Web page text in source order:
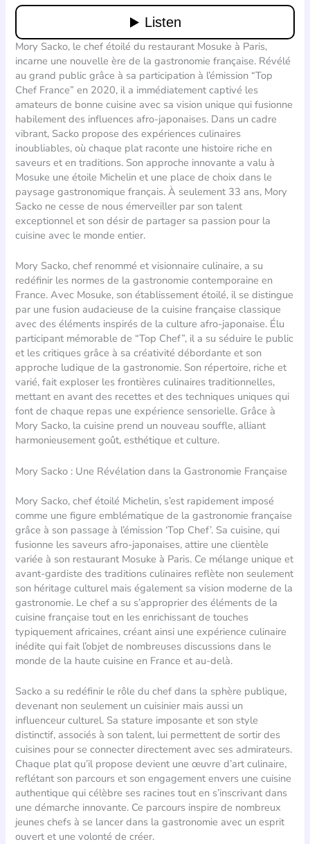
Mory Sacko, le chef étoilé du restaurant Mosuke à Paris,
incarne une nouvelle ère de la gastronomie française. Révélé
au grand public grâce à sa participation à l’émission “Top
Chef France” en 2020, il a immédiatement captivé les
amateurs de bonne cuisine avec sa vision unique qui fusionne
habilement des influences afro-japonaises. Dans un cadre
vibrant, Sacko propose des expériences culinaires
inoubliables, où chaque plat raconte une histoire riche en
saveurs et en traditions. Son approche innovante a valu à
Mosuke une étoile Michelin et une place de choix dans le
paysage gastronomique français. À seulement 33 ans, Mory
Sacko ne cesse de nous émerveiller par son talent
exceptionnel et son désir de partager sa passion pour la
cuisine avec le monde entier.
Mory Sacko, chef renommé et visionnaire culinaire, a su
redéfinir les normes de la gastronomie contemporaine en
France. Avec Mosuke, son établissement étoilé, il se distingue
par une fusion audacieuse de la cuisine française classique
avec des éléments inspirés de la culture afro-japonaise. Élu
participant mémorable de “Top Chef”, il a su séduire le public
et les critiques grâce à sa créativité débordante et son
approche ludique de la gastronomie. Son répertoire, riche et
varié, fait exploser les frontières culinaires traditionnelles,
mettant en avant des recettes et des techniques uniques qui
font de chaque repas une expérience sensorielle. Grâce à
Mory Sacko, la cuisine prend un nouveau souffle, alliant
harmonieusement goût, esthétique et culture.
Mory Sacko : Une Révélation dans la Gastronomie Française
Mory Sacko, chef étoilé Michelin, s’est rapidement imposé
comme une figure emblématique de la gastronomie française
grâce à son passage à l’émission ‘Top Chef’. Sa cuisine, qui
fusionne les saveurs afro-japonaises, attire une clientèle
variée à son restaurant Mosuke à Paris. Ce mélange unique et
avant-gardiste des traditions culinaires reflète non seulement
son héritage culturel mais également sa vision moderne de la
gastronomie. Le chef a su s’approprier des éléments de la
cuisine française tout en les enrichissant de touches
typiquement africaines, créant ainsi une expérience culinaire
inédite qui fait l’objet de nombreuses discussions dans le
monde de la haute cuisine en France et au-delà.
Sacko a su redéfinir le rôle du chef dans la sphère publique,
devenant non seulement un cuisinier mais aussi un
influenceur culturel. Sa stature imposante et son style
distinctif, associés à son talent, lui permettent de sortir des
cuisines pour se connecter directement avec ses admirateurs.
Chaque plat qu’il propose devient une œuvre d’art culinaire,
reflétant son parcours et son engagement envers une cuisine
authentique qui célèbre ses racines tout en s’inscrivant dans
une démarche innovante. Ce parcours inspire de nombreux
jeunes chefs à se lancer dans la gastronomie avec un esprit
ouvert et une volonté de créer.